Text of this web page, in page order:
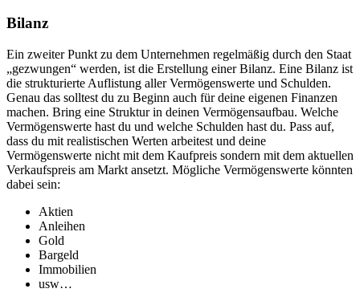
Bilanz
Ein zweiter Punkt zu dem Unternehmen regelmäßig durch den Staat
„gezwungen“ werden, ist die Erstellung einer Bilanz. Eine Bilanz ist
die strukturierte Auflistung aller Vermögenswerte und Schulden.
Genau das solltest du zu Beginn auch für deine eigenen Finanzen
machen. Bring eine Struktur in deinen Vermögensaufbau. Welche
Vermögenswerte hast du und welche Schulden hast du. Pass auf,
dass du mit realistischen Werten arbeitest und deine
Vermögenswerte nicht mit dem Kaufpreis sondern mit dem aktuellen
Verkaufspreis am Markt ansetzt. Mögliche Vermögenswerte könnten
dabei sein:
Aktien
Anleihen
Gold
Bargeld
Immobilien
usw…